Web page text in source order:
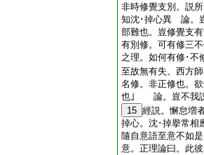
非時修覺支別。説
知沈･掉心異 論。
部難也。豈修覺支
有別修。可有修三
之理。如何有修･
至故無有失。西方
名修。非正修也。
也｣ 論。豈不我説
15 經説。懈怠増
掉心。沈･掉擧常
隨自意語至意不如
意。正理論曰。此